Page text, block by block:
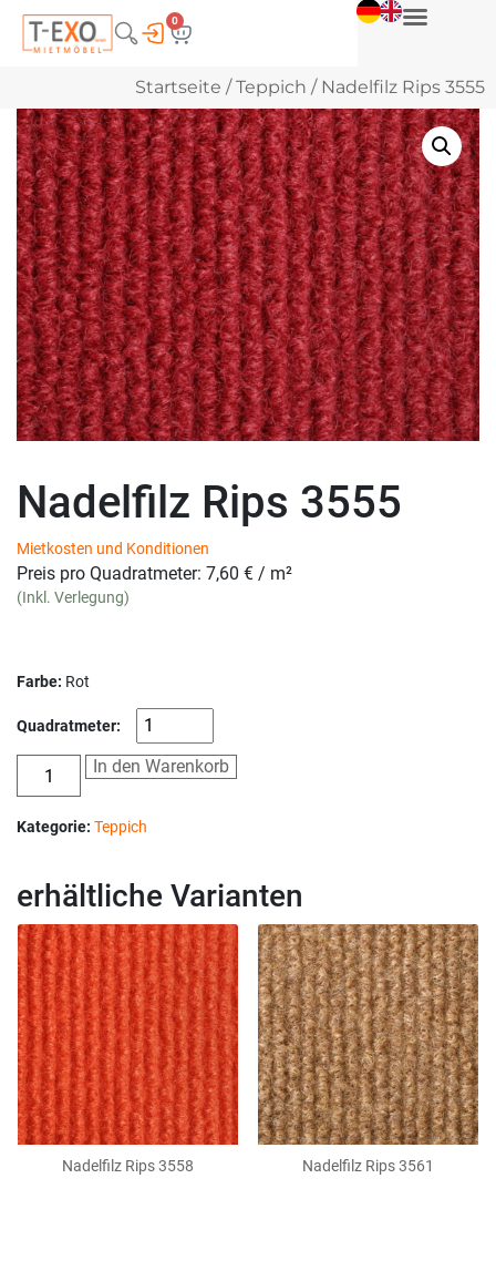
0
Startseite /Teppich / Nadelfilz Rips 3555
Nadelfilz Rips 3555
Mietkosten und Konditionen
Preis pro Quadratmeter: 7,60 € / m²
(Inkl. Verlegung)
Farbe: Rot
Quadratmeter:
In den Warenkorb
Kategorie: Teppich
erhältliche Varianten
Nadelfilz Rips 3558 Nadelfilz Rips 3561